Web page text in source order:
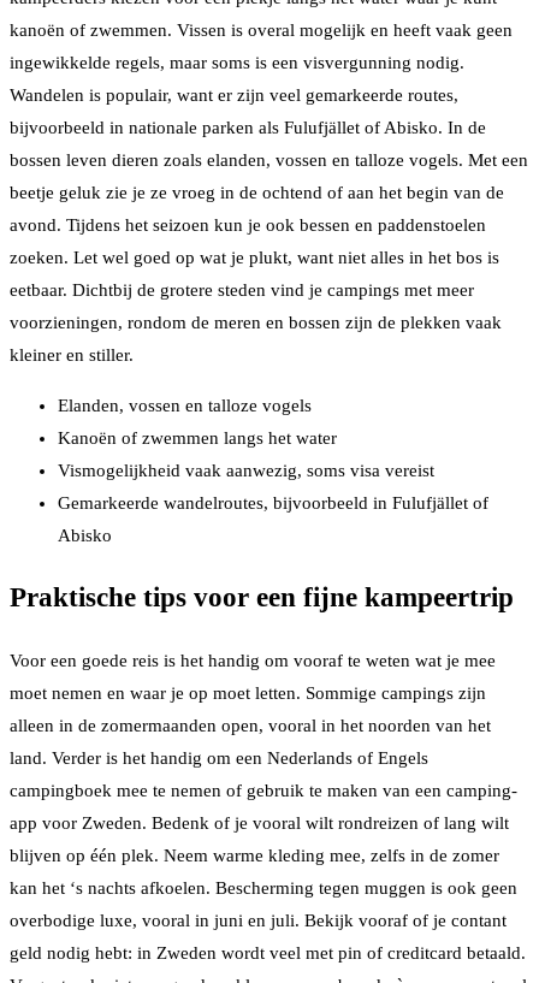
kanoën of zwemmen. Vissen is overal mogelijk en heeft vaak geen
ingewikkelde regels, maar soms is een visvergunning nodig.
Wandelen is populair, want er zijn veel gemarkeerde routes,
bijvoorbeeld in nationale parken als Fulufjället of Abisko. In de
bossen leven dieren zoals elanden, vossen en talloze vogels. Met een
beetje geluk zie je ze vroeg in de ochtend of aan het begin van de
avond. Tijdens het seizoen kun je ook bessen en paddenstoelen
zoeken. Let wel goed op wat je plukt, want niet alles in het bos is
eetbaar. Dichtbij de grotere steden vind je campings met meer
voorzieningen, rondom de meren en bossen zijn de plekken vaak
kleiner en stiller.
Elanden, vossen en talloze vogels
Kanoën of zwemmen langs het water
Vismogelijkheid vaak aanwezig, soms visa vereist
Gemarkeerde wandelroutes, bijvoorbeeld in Fulufjället of
Abisko
Praktische tips voor een fijne kampeertrip
Voor een goede reis is het handig om vooraf te weten wat je mee
moet nemen en waar je op moet letten. Sommige campings zijn
alleen in de zomermaanden open, vooral in het noorden van het
land. Verder is het handig om een Nederlands of Engels
campingboek mee te nemen of gebruik te maken van een camping-
app voor Zweden. Bedenk of je vooral wilt rondreizen of lang wilt
blijven op één plek. Neem warme kleding mee, zelfs in de zomer
kan het ‘s nachts afkoelen. Bescherming tegen muggen is ook geen
overbodige luxe, vooral in juni en juli. Bekijk vooraf of je contant
geld nodig hebt: in Zweden wordt veel met pin of creditcard betaald.